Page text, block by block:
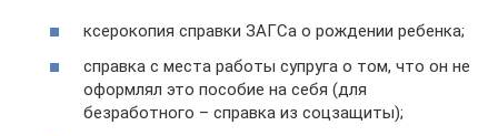
ксерокопия справки ЗАГСа о рождении ребенка;
справка с места работы супруга о том, что он не
оформлял это пособие на себя (для
безработного – справка из соцзащиты);